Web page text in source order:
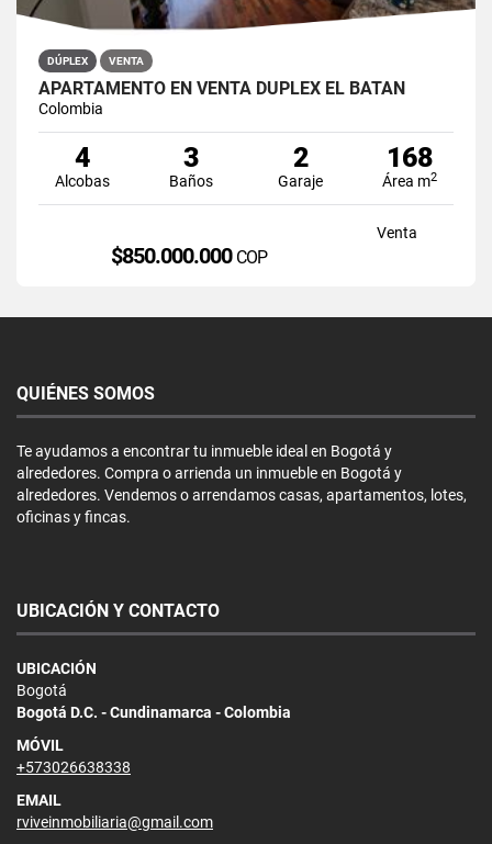
DÚPLEX VENTA
APARTAMENTO EN VENTA DÚPLEX EL BATÁN
Colombia
4
Alcobas
3
Baños
2
Garaje
168
Área m2
Venta
$850.000.000 COP
QUIÉNES SOMOS
Te ayudamos a encontrar tu inmueble ideal en Bogotá y
alrededores. Compra o arrienda un inmueble en Bogotá y
alrededores. Vendemos o arrendamos casas, apartamentos, lotes,
oficinas y fincas.
UBICACIÓN Y CONTACTO
UBICACIÓN
Bogotá
Bogotá D.C. - Cundinamarca - Colombia
MÓVIL
+573026638338
EMAIL
rviveinmobiliaria@gmail.com